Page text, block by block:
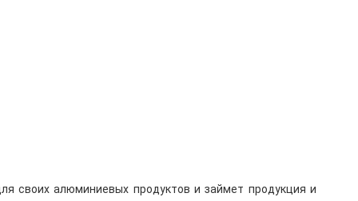
своих алюминиевых продуктов и займет продукция и